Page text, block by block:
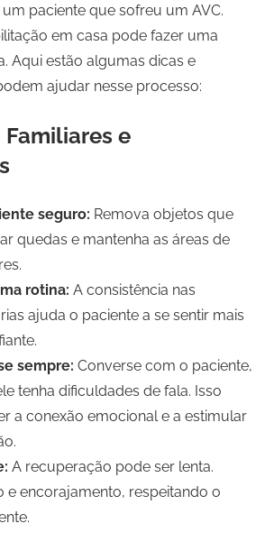
paciente que sofreu um AVC.
em casa pode fazer uma
Aqui estão algumas dicas e
ajudar nesse processo:
Familiares e
seguro: Remova objetos que
quedas e mantenha as áreas de
rotina: A consistência nas
ajuda o paciente a se sentir mais
sempre: Converse com o paciente,
tenha dificuldades de fala. Isso
a conexão emocional e a estimular
A recuperação pode ser lenta.
e encorajamento, respeitando o